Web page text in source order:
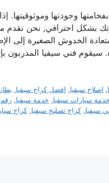
وجودتها وموثوقيتها.
بشكل احترافي, نحن نقدم
الخدوش الصغيرة إلى
سيقوم فني سيفيا
, اصلاح سيفيا, افضل كراج سيفيا,
خدمة سيارات سيفيا, خدمة سيفيا,
سيفيا, كراج تصليح سيفيا, كراج